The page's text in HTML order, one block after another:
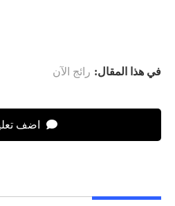
في هذا المقال: رائج الآن
اضف